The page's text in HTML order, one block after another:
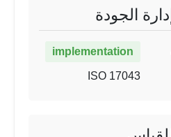
الجودة
implementation
ISO 17043